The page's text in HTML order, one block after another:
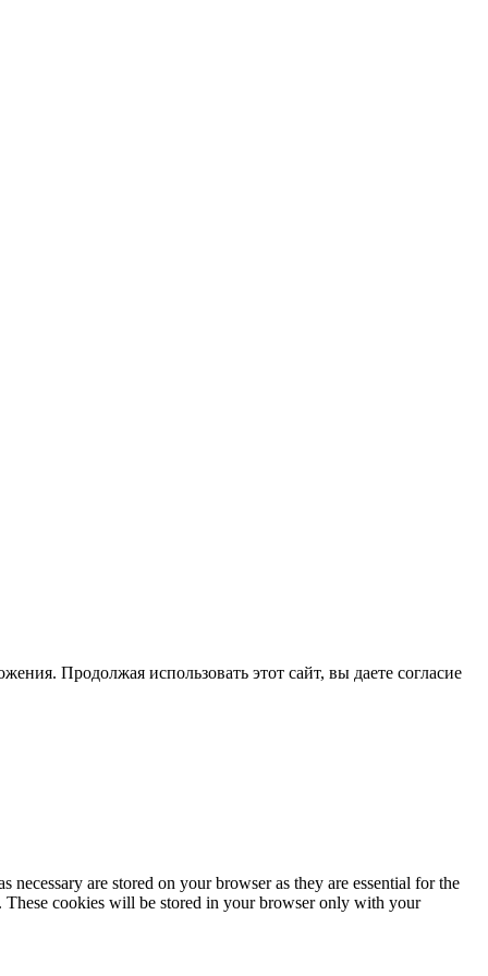
Продолжая использовать этот сайт, вы даете согласие
are stored on your browser as they are essential for the
These cookies will be stored in your browser only with your